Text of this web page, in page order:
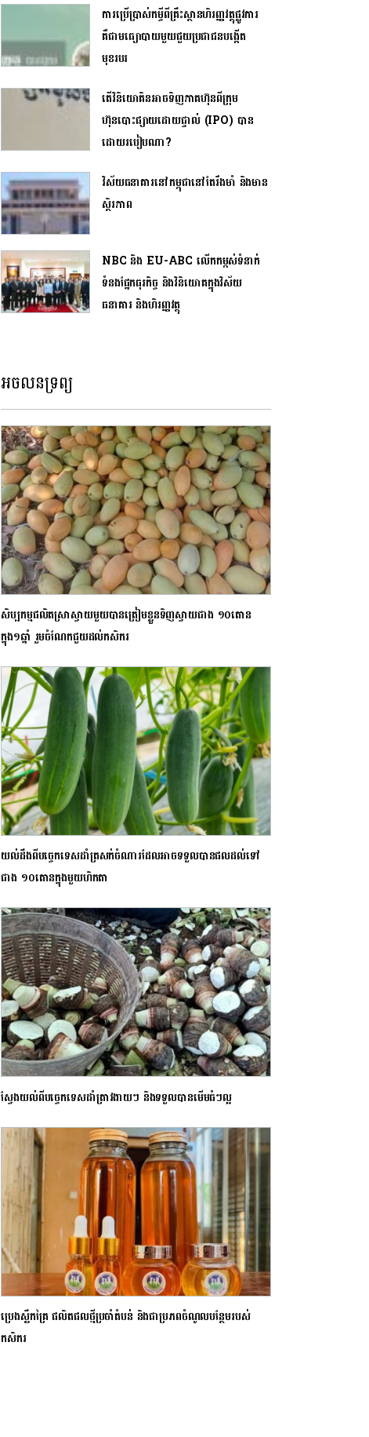
ការប្រើប្រាស់កម្ចីពីគ្រឹះស្ថានហិរញ្ញវត្ថុផ្លូវការ
គឺជាមធ្យោបាយមួយជួយប្រជាជនបង្កើត
មុខរបរ
តើវិនិយោគិនអាចទិញភាគហ៊ុនពីក្រុម
ហ៊ុនបោះផ្សាយដោយផ្ទាល់ (IPO) បាន
ដោយរបៀបណា?
វិស័យធនាគារនៅកម្ពុជានៅតែរឹងមាំ និងមាន
ស្ថិរភាព
NBC និង EU-ABC លើកកម្ពស់ទំនាក់
ទំនងផ្នែកធុរកិច្ច និងវិនិយោគក្នុងវិស័យ
ធនាគារ និងហិរញ្ញវត្ថុ
អចលនទ្រព្យ
សិប្បកម្មផលិតស្រាស្វាយមួយបានត្រៀមខ្លួនទិញស្វាយជាង ១០តោន
ក្នុង១ឆ្នាំ រួមចំណែកជួយដល់កសិករ
យល់ដឹងពីបច្ចេកទេសដាំត្រសក់ចំណារដែល​អាចទទួលបានផលដល់ទៅ
ជាង ១០តោនក្នុងមួយហិកតា
ស្វែងយល់ពីបច្ចេកទេសដាំត្រាវងាយៗ និងទទួលបានមើមធំៗល្អ
ប្រេងស្លឹកគ្រៃ ផលិតផលថ្មីប្រចាំតំបន់ និងជាប្រភពចំណូលបន្ថែមរបស់
កសិករ